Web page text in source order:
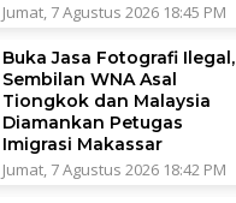
Jumat, 7 Agustus 2026 18:45 PM
Buka Jasa Fotografi Ilegal,
Sembilan WNA Asal
Tiongkok dan Malaysia
Diamankan Petugas
Imigrasi Makassar
Jumat, 7 Agustus 2026 18:42 PM